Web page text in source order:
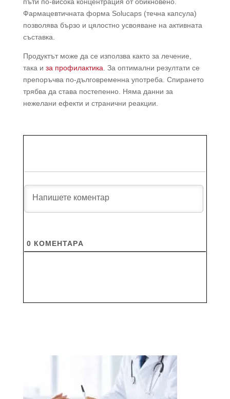
Фармацевтичната форма Solucaps (течна капсула)
позволява бързо и цялостно усвояване на активната
съставка.
Продуктът може да се използва както за лечение,
така и за профилактика . За оптимални резултати се
препоръчва по-дълговременна употреба. Спирането
трябва да става постепенно. Няма данни за
нежелани ефекти и странични реакции.
0 КОМЕНТАРA